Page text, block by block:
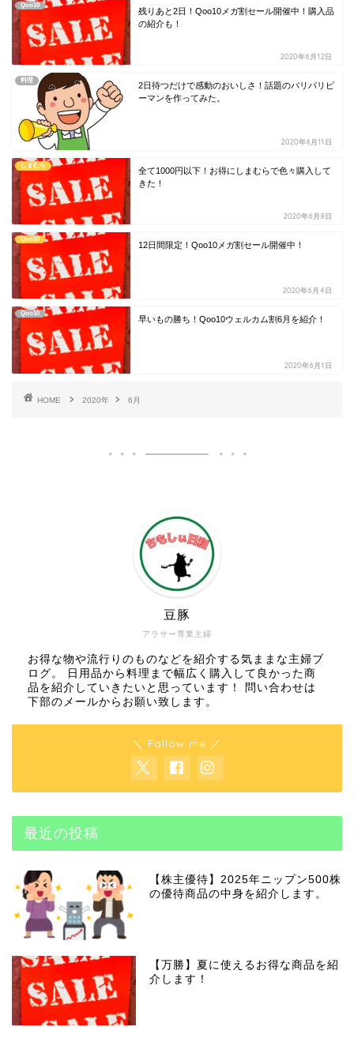
Qoo10
残りあと2日！Qoo10メガ割セール開催中！購入品
の紹介も！
2020年6月12日
料理
2日待つだけで感動のおいしさ！話題のパリパリピ
ーマンを作ってみた。
2020年6月11日
しまむら
全て1000円以下！お得にしまむらで色々購入して
きた！
2020年6月8日
Qoo10
12日間限定！Qoo10メガ割セール開催中！
2020年6月4日
Qoo10
早いもの勝ち！Qoo10ウェルカム割6月を紹介！
2020年6月1日
HOME 2020年 6月
アラサー専業主婦
豆豚
お得な物や流行りのものなどを紹介する気ままな主婦ブ
ログ。 日用品から料理まで幅広く購入して良かった商
品を紹介していきたいと思っています！ 問い合わせは
下部のメールからお願い致します。
＼ Follow me ／
最近の投稿
【株主優待】2025年ニップン500株
の優待商品の中身を紹介します。
【万勝】夏に使えるお得な商品を紹
介します！